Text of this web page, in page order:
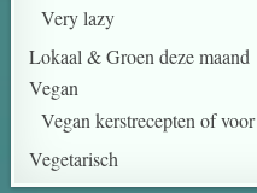
Very lazy
Lokaal & Groen deze maand
Vegan
Vegan kerstrecepten of
Vegetarisch